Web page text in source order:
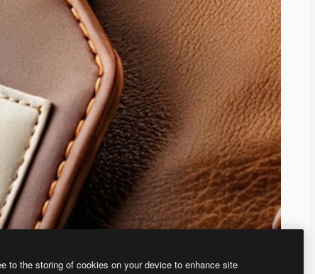
なた独自の画像を作成できます。
to the storing of cookies on your device to enhance site